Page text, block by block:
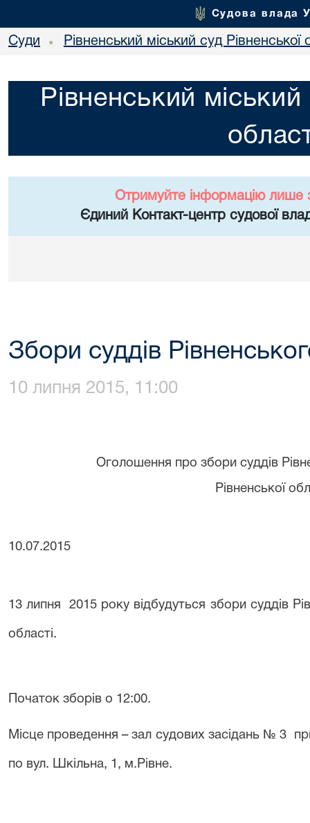
Судова влада
Суди • Рівненський міський суд Рівненської
Рівненський міський
Отримуйте інформацію лише
Єдиний Контакт-центр судової
Збори суддів
10 липня 2015, 11:00
Оголошення про збори суддів
Рівненської
10.07.2015
13 липня 2015 року відбудуться збори суддів
області.
Початок зборів о 12:00.
Місце проведення – зал судових засідань № 3
по вул. Шкільна, 1, м.Рівне.